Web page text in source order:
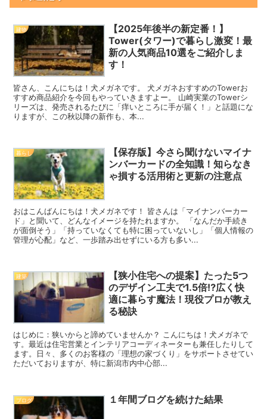
建物
【2025年後半の新定番！】
Tower(タワー)で暮らし激変！最
新の人気商品10選をご紹介しま
す！
皆さん、こんにちは！犬メガネです。 犬メガネおすすめのTowerお
すすめ商品紹介を今回もやっていきますよー。 山崎実業のTowerシ
リーズは、発売されるたびに「痒いところに手が届く！」と話題にな
りますが、この秋以降の新作も、本...
暮らし
【保存版】今さら聞けないマイナ
ンバーカードの全知識！知らなき
ゃ損する活用術と更新の注意点
おはこんばんにちは！犬メガネです！ 皆さんは「マイナンバーカー
ド」と聞いて、どんなイメージを持たれますか。 「なんだか手続き
が面倒そう」「持っていなくても特に困っていないし」「個人情報の
管理が心配」など、一歩踏み出せずにいる方も多い...
建築
【狭小住宅への提案】たった5つ
のデザイン工夫で1.5倍⁉広く快
適に暮らす魔法！現役プロが教え
る秘訣
はじめに：狭いからと諦めていませんか？ こんにちは！犬メガネで
す。最近は住宅営業とインテリアコーディネーターも兼任したりして
ます。日々、多くのお客様の「理想の家づくり」をサポートさせてい
ただいておりますが、特に新潟市内中心部...
ブログ １年間ブログを続けた結果